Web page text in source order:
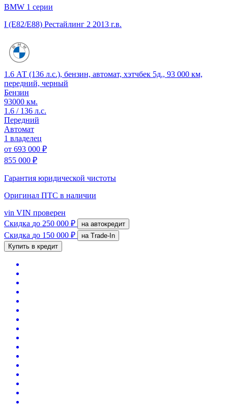
BMW 1 серии
I (E82/E88) Рестайлинг 2 2013 г.в.
1.6 АТ (136 л.с.), бензин, автомат, хэтчбек 5д., 93 000 км,
передний, черный
Бензин
93000 км.
1.6 / 136 л.с.
Передний
Автомат
1 владелец
от 693 000 ₽
855 000 ₽
Гарантия юридической чистоты
Оригинал ПТС в наличии
vin VIN проверен
Скидка до 250 000 ₽ на автокредит
Скидка до 150 000 ₽
на Trade-In
Купить в кредит